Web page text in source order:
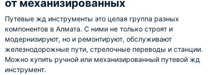
от механизированных
Путевые жд инструменты это целая группа разных
компонентов в Алмата. С ними не только строят и
модернизируют, но и ремонтируют, обслуживают
железнодорожные пути, стрелочные переводы и станции.
Можно купить ручной или механизированный путевой жд
инструмент.